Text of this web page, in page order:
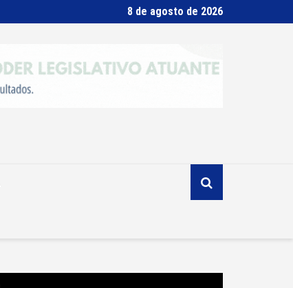
8 de agosto de 2026